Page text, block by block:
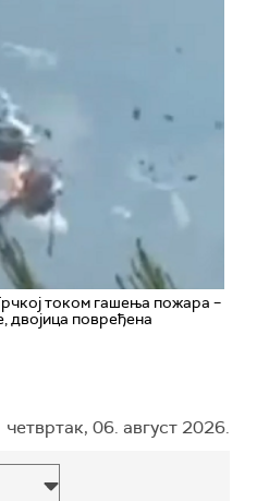
током гашења пожара –
двојица повређена
четвртак, 06. август 2026.